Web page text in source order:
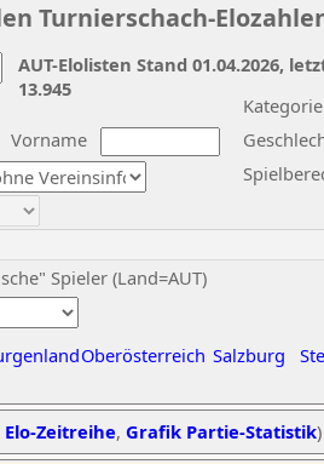
Turnierschach-
Vorname
Kategorie
Spieler (Land=AUT)
Oberösterreich Salzburg
AUT-Elolisten Stand 01.04.2026,
13.945
Zeitreihe, Grafik Partie-Statistik)